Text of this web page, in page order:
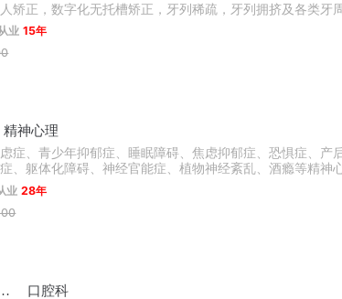
矫正，数字化无托槽矫正，牙列稀疏，牙列拥挤及各类牙
业 15年
精神心理
症、青少年抑郁症、睡眠障碍、焦虑抑郁症、恐惧症、
、躯体化障碍、神经官能症、植物神经紊乱、酒瘾等精神
业 28年
院（未央院区）
口腔科